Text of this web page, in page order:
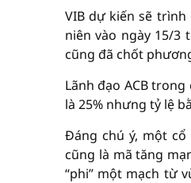
VIB dự kiến sẽ
niên vào ngày 15/3
cũng đã chốt
Lãnh đạo ACB
là 25% nhưng tỷ lệ
Đáng chú ý, một cổ
cũng là mã tăng
“phi” một mạch từ